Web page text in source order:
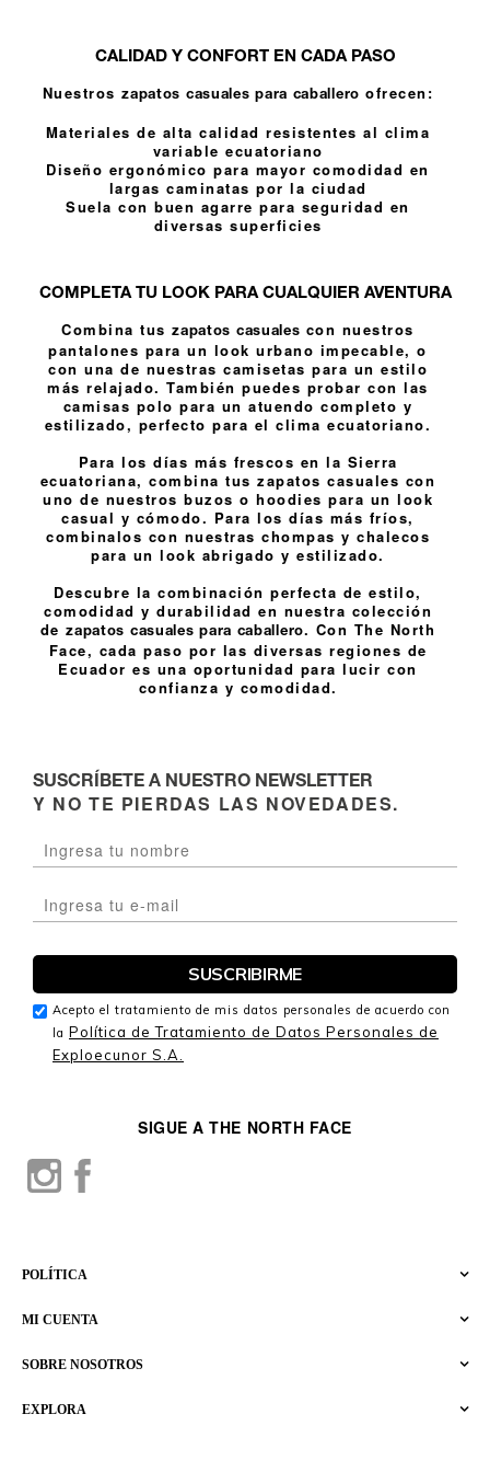
CALIDAD Y CONFORT EN CADA PASO
Nuestroszapatos casuales para caballero ofrecen:
Materiales de alta calidad resistentes al clima
variable ecuatoriano
Diseño ergonómico para mayor comodidad en
largas caminatas por la ciudad
Suela con buen agarre para seguridad en
diversas superficies
COMPLETA TU LOOK PARA CUALQUIER AVENTURA
Combina tuszapatos casuales con nuestros
pantalones para un look urbano impecable, o
con una de nuestrascamisetas para un estilo
más relajado. También puedes probar con las
camisas polo para un atuendo completo y
estilizado, perfecto para el clima ecuatoriano.
Para los días más frescos en la Sierra
ecuatoriana, combina tus zapatos casuales con
uno de nuestrosbuzos o hoodies para un look
casual y cómodo. Para los días más fríos,
combinalos con nuestraschompas y chalecos
para un look abrigado y estilizado.
Descubre la combinación perfecta de estilo,
comodidad y durabilidad en nuestra colección
dezapatos casuales para caballero. Con The North
Face, cada paso por las diversas regiones de
Ecuador es una oportunidad para lucir con
confianza y comodidad.
EXPLORA
SOBRE NOSOTROS
MI CUENTA
POLÍTICA
SIGUE A THE NORTH FACE
SUSCRÍBETE A NUESTRO NEWSLETTER
Y NO TE PIERDAS LAS NOVEDADES.
Acepto el tratamiento de mis datos personales de acuerdo con
la Política de Tratamiento de Datos Personales de
Exploecunor S.A.